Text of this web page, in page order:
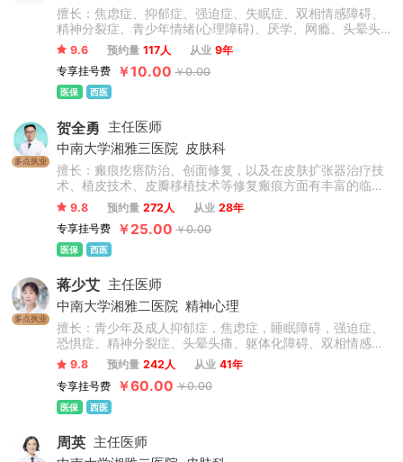
擅长：焦虑症、抑郁症、强迫症、失眠症、双相情感障碍、
精神分裂症、青少年情绪(心理障碍)、厌学、网瘾、头晕头
痛、躯体化障碍、神经官能症、植物神经紊乱、神经衰弱等
神经、精神心理疾病的诊治，并且在成瘾医学治疗方面有较
强的临床技艺，尤为擅长成瘾戒断治疗、酒精依赖、网络依
赖等问题，擅长根据每个患者不同的体征、症状、诱因等复
中西医结合疗法及心理技术制定个性化诊疗方案。
9.6 预约量 117人 从业 9年
专享挂号费
￥10.00 ￥0.00
医保 西医
多点执业
贺全勇 主任医师
中南大学湘雅三医院 皮肤科
擅长：瘢痕疙瘩防治、创面修复，以及在皮肤扩张器治疗技
术、植皮技术、皮瓣移植技术等修复瘢痕方面有丰富的临床
经验。
9.8 预约量 272人 从业 28年
专享挂号费
￥25.00 ￥0.00
医保 西医
多点执业
蒋少艾 主任医师
中南大学湘雅二医院 精神心理
擅长：青少年及成人抑郁症，焦虑症，睡眠障碍，强迫症、
恐惧症、精神分裂症、头晕头痛、躯体化障碍、双相情感障
碍、应激相关障碍等诊治及精神卫生相关法律鉴定咨询问
题。
9.8 预约量 242人 从业 41年
专享挂号费
￥60.00 ￥0.00
医保 西医
周英 主任医师